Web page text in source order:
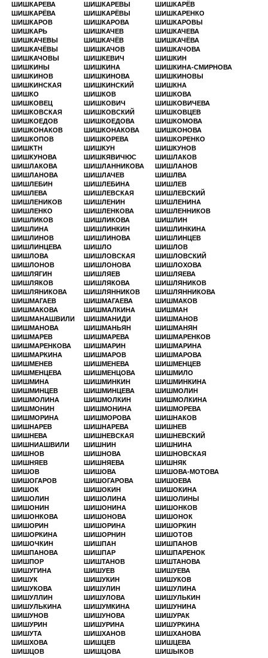
ШИШКАРЕВА
ШИШКАРЕВЫ
ШИШКАРЁВ
ШИШКАРЁВА
ШИШКАРЁВЫ
ШИШКАРЕНКО
ШИШКАРОВ
ШИШКАРОВА
ШИШКАРОВЫ
ШИШКАРЬ
ШИШКАЧЕВ
ШИШКАЧЕВА
ШИШКАЧЕВЫ
ШИШКАЧЁВ
ШИШКАЧЁВА
ШИШКАЧЁВЫ
ШИШКАЧОВ
ШИШКАЧОВА
ШИШКАЧОВЫ
ШИШКЕВИЧ
ШИШКИН
ШИШКИНЫ
ШИШКИНА
ШИШКИНА-СМИРНОВА
ШИШКИНОВ
ШИШКИНОВА
ШИШКИНОВЫ
ШИШКИНСКАЯ
ШИШКИНСКИЙ
ШИШКНА
ШИШКО
ШИШКОВ
ШИШКОВА
ШИШКОВЕЦ
ШИШКОВИЧ
ШИШКОВИЧЕВА
ШИШКОВСКАЯ
ШИШКОВСКИЙ
ШИШКОВЦЕВ
ШИШКОЕДОВ
ШИШКОЕДОВА
ШИШКОМОВА
ШИШКОНАКОВ
ШИШКОНАКОВА
ШИШКОНОВА
ШИШКОПОВ
ШИШКОРЕВА
ШИШКОРЕНКО
ШИШКТН
ШИШКУН
ШИШКУНОВ
ШИШКУНОВА
ШИШКЯВИЧЮС
ШИШЛАКОВ
ШИШЛАКОВА
ШИШЛАННИКОВА
ШИШЛАНОВ
ШИШЛАНОВА
ШИШЛАЧЕВ
ШИШЛВА
ШИШЛЕБИН
ШИШЛЕБИНА
ШИШЛЕВ
ШИШЛЕВА
ШИШЛЕВСКАЯ
ШИШЛЕВСКИЙ
ШИШЛЕНИКОВ
ШИШЛЕНИН
ШИШЛЕНИНА
ШИШЛЕНКО
ШИШЛЕНКОВА
ШИШЛЕННИКОВ
ШИШЛИКОВ
ШИШЛИКОВА
ШИШЛИН
ШИШЛИНА
ШИШЛИНКИН
ШИШЛИНКИНА
ШИШЛИНОВ
ШИШЛИНОВА
ШИШЛИНЦЕВ
ШИШЛИНЦЕВА
ШИШЛО
ШИШЛОВ
ШИШЛОВА
ШИШЛОВСКАЯ
ШИШЛОВСКИЙ
ШИШЛОНОВ
ШИШЛОНОВА
ШИШЛОХОВА
ШИШЛЯГИН
ШИШЛЯЕВ
ШИШЛЯЕВА
ШИШЛЯКОВ
ШИШЛЯКОВА
ШИШЛЯНИКОВ
ШИШЛЯНИКОВА
ШИШЛЯННИКОВ
ШИШЛЯННИКОВА
ШИШМАГАЕВ
ШИШМАГАЕВА
ШИШМАКОВ
ШИШМАКОВА
ШИШМАЛКИНА
ШИШМАН
ШИШМАНАШВИЛИ
ШИШМАНИДИ
ШИШМАНОВ
ШИШМАНОВА
ШИШМАНЬЯН
ШИШМАНЯН
ШИШМАРЕВ
ШИШМАРЕВА
ШИШМАРЕНКОВ
ШИШМАРЕНКОВА
ШИШМАРИН
ШИШМАРИНА
ШИШМАРКИНА
ШИШМАРОВ
ШИШМАРОВА
ШИШМЕНЕВ
ШИШМЕНЕВА
ШИШМЕНЦЕВ
ШИШМЕНЦЕВА
ШИШМЕНЦОВА
ШИШМИЛО
ШИШМИНА
ШИШМИНКИН
ШИШМИНКИНА
ШИШМИНЦЕВ
ШИШМИНЦЕВА
ШИШМОЛИН
ШИШМОЛИНА
ШИШМОЛКИН
ШИШМОЛКИНА
ШИШМОНИН
ШИШМОНИНА
ШИШМОРЕВА
ШИШМОРИНА
ШИШМОРОВА
ШИШНАКОВ
ШИШНАРЕВ
ШИШНАРЕВА
ШИШНЕВ
ШИШНЕВА
ШИШНЕВСКАЯ
ШИШНЕВСКИЙ
ШИШНИАШВИЛИ
ШИШНИН
ШИШНИНА
ШИШНОВ
ШИШНОВА
ШИШНОВСКАЯ
ШИШНЯЕВ
ШИШНЯЕВА
ШИШНЯК
ШИШОВ
ШИШОВА
ШИШОВА-МОТОВА
ШИШОГАРОВ
ШИШОГАРОВА
ШИШОЕВА
ШИШОК
ШИШОКИН
ШИШОКИНА
ШИШОЛИН
ШИШОЛИНА
ШИШОЛИНЫ
ШИШОНИН
ШИШОНИНА
ШИШОНКОВ
ШИШОНКОВА
ШИШОНОВА
ШИШОНОК
ШИШОРИН
ШИШОРИНА
ШИШОРКИН
ШИШОРКИНА
ШИШОРНИН
ШИШОТОВ
ШИШОЧКИН
ШИШПАН
ШИШПАНОВ
ШИШПАНОВА
ШИШПАР
ШИШПАРЕНОК
ШИШПОР
ШИШТАНОВ
ШИШТАНОВА
ШИШУГИНА
ШИШУЕВ
ШИШУЕВА
ШИШУК
ШИШУКИН
ШИШУКОВ
ШИШУКОВА
ШИШУЛИН
ШИШУЛИНА
ШИШУЛЛИН
ШИШУЛОВА
ШИШУЛЬКИН
ШИШУЛЬКИНА
ШИШУМКИНА
ШИШУНИНА
ШИШУНОВ
ШИШУНОВА
ШИШУРАК
ШИШУРИН
ШИШУРИНА
ШИШУРКИНА
ШИШУТА
ШИШХАНОВ
ШИШХАНОВА
ШИШХОВА
ШИШЦЕВ
ШИШЦЕВА
ШИШЦОВ
ШИШЦОВА
ШИШЫКОВ